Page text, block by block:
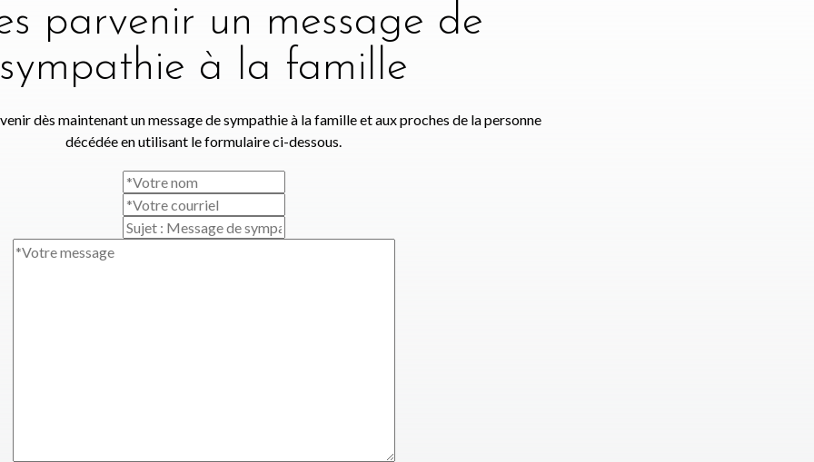
parvenir un message de
sympathie à la famille
dès maintenant un message de sympathie à la famille et aux proches de la personne
décédée en utilisant le formulaire ci-dessous.